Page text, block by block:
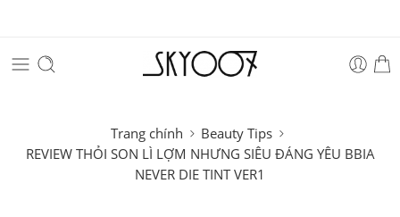
Trang chính
Beauty Tips
REVIEW THỎI SON LÌ LỢM NHƯNG SIÊU ĐÁNG YÊU BBIA
NEVER DIE TINT VER1